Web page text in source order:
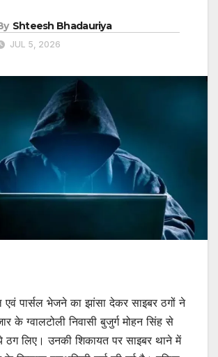
Shteesh Bhadauriya
JUL 5, 2026
एवं पार्सल भेजने का झांसा देकर साइबर ठगों ने
के ग्वालटोली निवासी बुजुर्ग मोहन सिंह से
लिए। उनकी शिकायत पर साइबर थाने में